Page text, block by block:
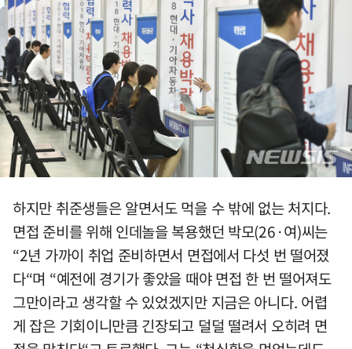
하지만 취준생들은 알면서도 먹을 수 밖에 없는 처지다.
면접 준비를 위해 인데놀을 복용했던 박모(26·여)씨는
“2년 가까이 취업 준비하면서 면접에서 다섯 번 떨어졌
다“며 “예전에 경기가 좋았을 때야 면접 한 번 떨어져도
그만이라고 생각할 수 있었겠지만 지금은 아니다. 어렵
게 잡은 기회이니만큼 긴장되고 덜덜 떨려서 오히려 면